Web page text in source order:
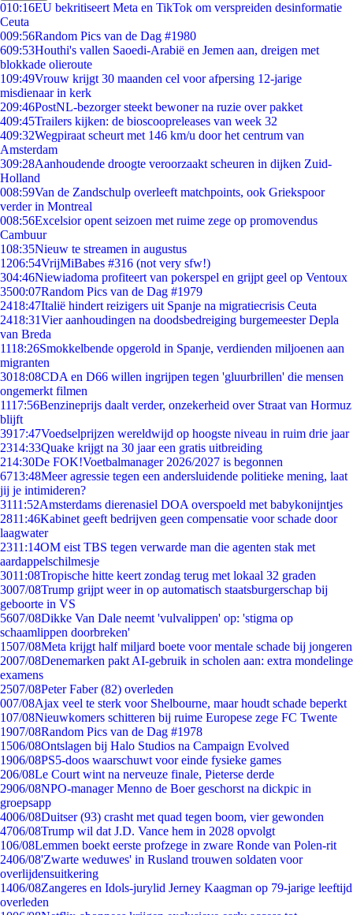
010:16EU bekritiseert Meta en TikTok om verspreiden desinformatie
Ceuta
009:56Random Pics van de Dag #1980
609:53Houthi's vallen Saoedi-Arabië en Jemen aan, dreigen met
blokkade olieroute
109:49Vrouw krijgt 30 maanden cel voor afpersing 12-jarige
misdienaar in kerk
209:46PostNL-bezorger steekt bewoner na ruzie over pakket
409:45Trailers kijken: de bioscoopreleases van week 32
409:32Wegpiraat scheurt met 146 km/u door het centrum van
Amsterdam
309:28Aanhoudende droogte veroorzaakt scheuren in dijken Zuid-
Holland
008:59Van de Zandschulp overleeft matchpoints, ook Griekspoor
verder in Montreal
008:56Excelsior opent seizoen met ruime zege op promovendus
Cambuur
108:35Nieuw te streamen in augustus
1206:54VrijMiBabes #316 (not very sfw!)
304:46Niewiadoma profiteert van pokerspel en grijpt geel op Ventoux
3500:07Random Pics van de Dag #1979
2418:47Italië hindert reizigers uit Spanje na migratiecrisis Ceuta
2418:31Vier aanhoudingen na doodsbedreiging burgemeester Depla
van Breda
1118:26Smokkelbende opgerold in Spanje, verdienden miljoenen aan
migranten
3018:08CDA en D66 willen ingrijpen tegen 'gluurbrillen' die mensen
ongemerkt filmen
1117:56Benzineprijs daalt verder, onzekerheid over Straat van Hormuz
blijft
3917:47Voedselprijzen wereldwijd op hoogste niveau in ruim drie jaar
2314:33Quake krijgt na 30 jaar een gratis uitbreiding
214:30De FOK!Voetbalmanager 2026/2027 is begonnen
6713:48Meer agressie tegen een andersluidende politieke mening, laat
jij je intimideren?
3111:52Amsterdams dierenasiel DOA overspoeld met babykonijntjes
2811:46Kabinet geeft bedrijven geen compensatie voor schade door
laagwater
2311:14OM eist TBS tegen verwarde man die agenten stak met
aardappelschilmesje
3011:08Tropische hitte keert zondag terug met lokaal 32 graden
3007/08Trump grijpt weer in op automatisch staatsburgerschap bij
geboorte in VS
5607/08Dikke Van Dale neemt 'vulvalippen' op: 'stigma op
schaamlippen doorbreken'
1507/08Meta krijgt half miljard boete voor mentale schade bij jongeren
2007/08Denemarken pakt AI-gebruik in scholen aan: extra mondelinge
examens
2507/08Peter Faber (82) overleden
007/08Ajax veel te sterk voor Shelbourne, maar houdt schade beperkt
107/08Nieuwkomers schitteren bij ruime Europese zege FC Twente
1907/08Random Pics van de Dag #1978
1506/08Ontslagen bij Halo Studios na Campaign Evolved
1906/08PS5-doos waarschuwt voor einde fysieke games
206/08Le Court wint na nerveuze finale, Pieterse derde
2906/08NPO-manager Menno de Boer geschorst na dickpic in
groepsapp
4006/08Duitser (93) crasht met quad tegen boom, vier gewonden
4706/08Trump wil dat J.D. Vance hem in 2028 opvolgt
106/08Lemmen boekt eerste profzege in zware Ronde van Polen-rit
2406/08'Zwarte weduwes' in Rusland trouwen soldaten voor
overlijdensuitkering
1406/08Zangeres en Idols-jurylid Jerney Kaagman op 79-jarige leeftijd
overleden